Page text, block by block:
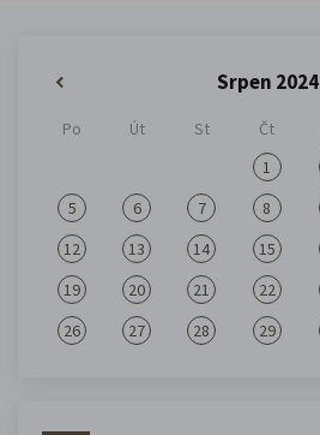
Srpen 2024
Po Út St Čt
1
5
6 7 8
12
13 14 15
19
20 21 22
26
27 28 29